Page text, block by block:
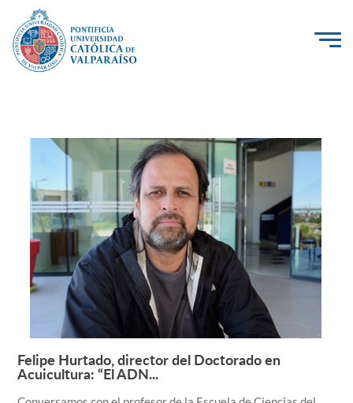
PUCV Internacional
Vinculación con el Medio
Admisión
Pregrado
Postgrado
Estudiantes
Leer más +
Felipe Hurtado, director del Doctorado en
Acuicultura: “El ADN...